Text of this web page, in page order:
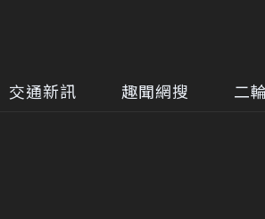
交通新訊 趣聞網搜 二